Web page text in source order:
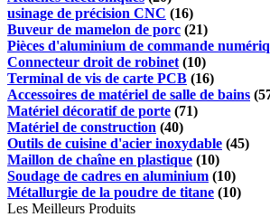
usinage de précision CNC (16)
Buveur de mamelon de porc (21)
Pièces d'aluminium de commande
Connecteur droit de robinet (10)
Terminal de vis de carte PCB (16)
Accessoires de matériel de salle de bains
Matériel décoratif de porte (71)
Matériel de construction (40)
Outils de cuisine d'acier inoxydable (45)
Maillon de chaîne en plastique (10)
Soudage de cadres en aluminium (10)
Métallurgie de la poudre de titane (10)
Les Meilleurs Produits